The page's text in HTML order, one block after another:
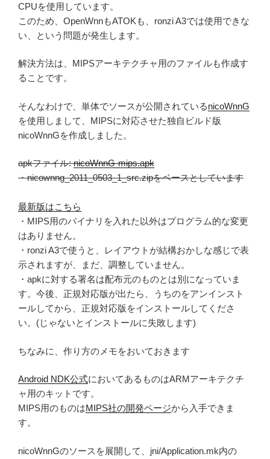
CPUを使用しています。
このため、OpenWnnもATOKも、ronzi A3では使用できな
い、という問題が発生します。
解決方法は、MIPSアーキテクチャ用のファイルも作成す
ることです。
そんなわけで、単体でソースが公開されているnicoWnnG
を使用しまして、MIPSに対応させた独自ビルド版
nicoWnnGを作成しました。
apkファイル:nicoWnnG-mips.apk
・nicownng_2011_0503_1_src.zipをベースとしています
最新版はこちら
・MIPS用のバイナリを入れた以外はプログラム的な変更
はありません。
・ronzi A3で使うと、レイアウトが結構おかしな感じで表
示されますが、まだ、調整していません。
・apkに対する署名は配布元のものとは別になっていま
す。今後、正規対応版が出たら、うちのをアンインスト
ールしてから、正規対応版をインストールしてくださ
い。(じゃないとインストールに失敗します)
ちなみに、作り方のメモをおいておきます
Android NDK公式においてあるものはARMアーキテクチ
ャ用のキットです。
MIPS用のものはMIPS社の開発ページから入手できま
す。
nicoWnnGのソースを展開して、jni/Application.mk内の